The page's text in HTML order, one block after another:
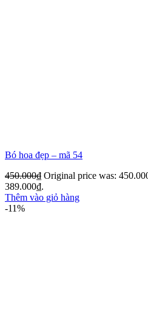
Bó hoa đẹp – mã 54
450.000₫ Original price was:
389.000₫.
Thêm vào giỏ hàng
-11%